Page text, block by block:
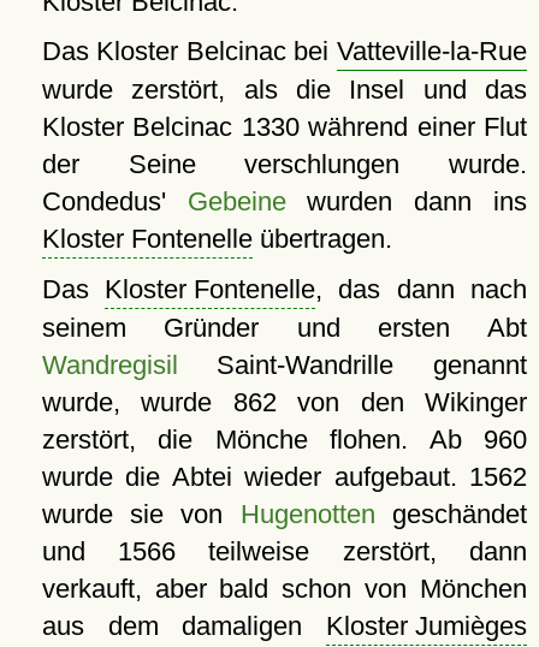
Das Kloster Belcinac bei Vatteville-la-Rue
wurde zerstört, als die Insel und das
Kloster Belcinac 1330 während einer Flut
der Seine verschlungen wurde.
Condedus' Gebeinewurden dann ins
Kloster Fontenelleübertragen.
Das Kloster Fontenelle, das dann nach
seinem Gründer und ersten Abt
Wandregisil Saint-Wandrille genannt
wurde, wurde 862 von den Wikinger
zerstört, die Mönche flohen. Ab 960
wurde die Abtei wieder aufgebaut. 1562
wurde sie von Hugenotten geschändet
und 1566 teilweise zerstört, dann
verkauft, aber bald schon von Mönchen
aus dem damaligen Kloster Jumièges